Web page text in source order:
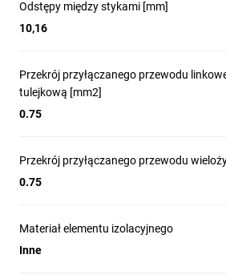
Odstępy między stykami [mm]
10,16
Przekrój przyłączanego przewodu
tulejkową [mm2]
0.75
Przekrój przyłączanego przewodu
0.75
Materiał elementu izolacyjnego
Inne